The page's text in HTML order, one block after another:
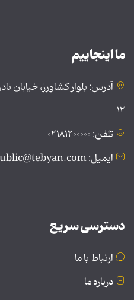
ما اینجاییم
آدرس: بلوار کشاورز،
۱۲
تلفن: ۰۲۱۸۱۲۰۰۰۰۰
ایمیل: public@tebyan.com
دسترسی سریع
ارتباط با ما
درباره ما